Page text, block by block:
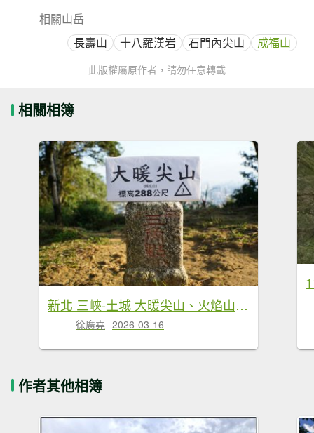
相關山岳
長壽山
十八羅漢岩 石門內尖山 成福山
此版權屬原作者，請勿任意轉載
相關相簿
新北 三峽-土城 大暖尖山、火焰山、石門內尖山、十八羅漢岩、成福山
徐廣堯 2026-03-16
作者其他相簿